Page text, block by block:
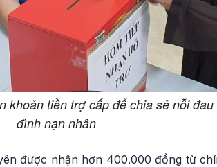
khoản tiền trợ cấp để chia sẻ nỗi
đình nạn nhân
được nhận hơn 400.000 đồng từ